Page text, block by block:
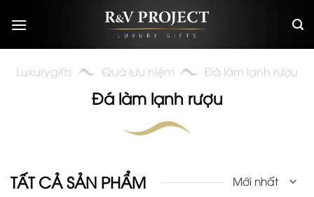
Luxurygifts
Quà lưu niệm Đá làm lạnh rượu
Đá làm lạnh rượu
TẤT CẢ SẢN PHẨM